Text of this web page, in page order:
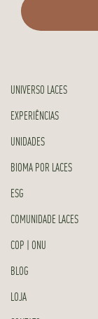
UNIVERSO LACES
EXPERIÊNCIAS
UNIDADES
BIOMA POR LACES
ESG
COMUNIDADE LACES
COP | ONU
BLOG
LOJA